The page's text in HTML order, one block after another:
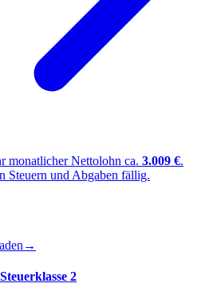
monatlicher Nettolohn ca. 3.009 €.
Steuern und Abgaben fällig.
→
2